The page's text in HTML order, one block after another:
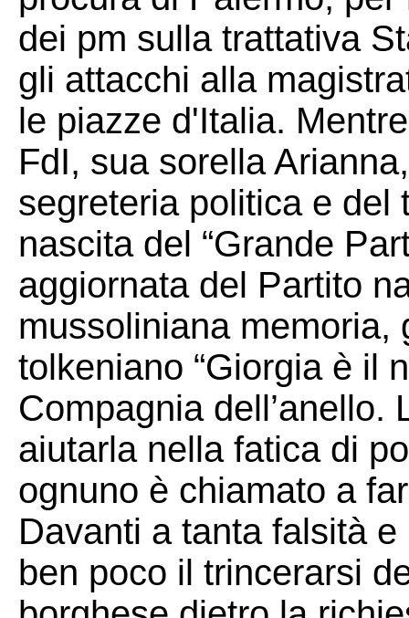
dei pm sulla trattativa
gli attacchi alla
le piazze d'Italia.
FdI, sua sorella
segreteria politica e del
nascita del “Grande
aggiornata del Partito
mussoliniana memoria,
tolkeniano “Giorgia è il
Compagnia dell’anello.
aiutarla nella fatica di
ognuno è chiamato a
Davanti a tanta falsità
ben poco il trincerarsi